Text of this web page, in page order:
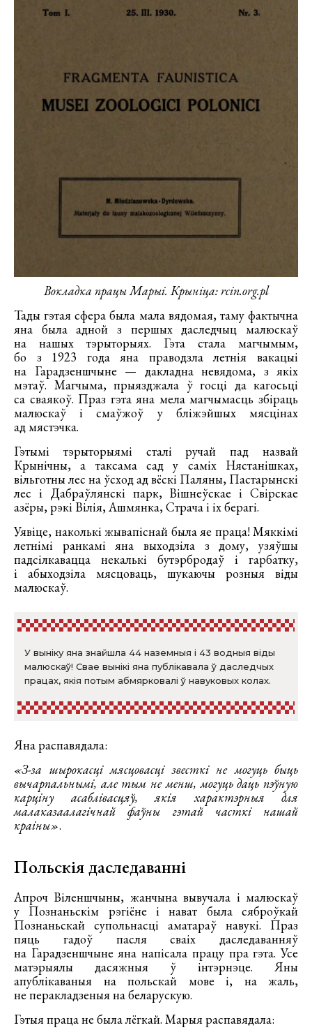
Вокладка працы Марыі. Крыніца: rcin.org.pl
Тады гэтая сфера была мала вядомая, таму фактычна
яна была адной з першых даследчыц малюскаў
на нашых тэрыторыях. Гэта стала магчымым,
бо з 1923 года яна праводзла летнія вакацыі
на Гарадзеншчыне — дакладна невядома, з якіх
мэтаў. Магчыма, прыязджала ў госці да кагосьці
са сваякоў. Праз гэта яна мела магчымасць збіраць
малюскаў і смаўжоў у бліжэйшых мясцінах
ад мястэчка.
Гэтымі тэрыторыямі сталі ручай пад назвай
Крынічны, а таксама сад у саміх Нястанішках,
вільготны лес на ўсход ад вёскі Паляны, Пастарынскі
лес і Дабраўлянскі парк, Вішнеўскае і Свірскае
азёры, рэкі Вілія, Ашмянка, Страча і іх берагі.
Уявіце, наколькі жывапіснай была яе праца! Мяккімі
летнімі ранкамі яна выходзіла з дому, узяўшы
падсілкавацца некалькі бутэрбродаў і гарбатку,
і абыходзіла мясцоваць, шукаючы розныя віды
малюскаў.
У выніку яна знайшла 44 наземныя і 43 водныя віды
малюскаў! Свае вынікі яна публікавала ў даследчых
працах, якія потым абмярковалі ў навуковых колах.
Яна распавядала:
«З-за шырокасці мясцовасці звесткі не могуць быць
вычарпальнымі, але тым не менш, могуць даць пэўную
карціну асаблівасцяў, якія характэрныя для
малаказаалагічнай фаўны гэтай часткі нашай
краіны».
Польскія даследаванні
Апроч Віленшчыны, жанчына вывучала і малюскаў
у Познаньскім рэгіёне і нават была сяброўкай
Познаньскай супольнасці аматараў навукі. Праз
пяць гадоў пасля сваіх даследаванняў
на Гарадзеншчыне яна напісала працу пра гэта. Усе
матэрыялы дасяжныя ў інтэрнэце. Яны
апублікаваныя на польскай мове і, на жаль,
не перакладзеныя на беларускую.
Гэтыя праца не была лёгкай. Марыя распавядала: